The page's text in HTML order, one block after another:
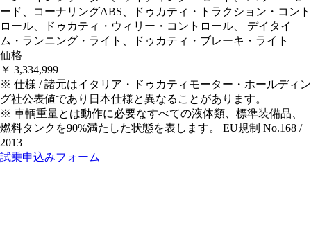
ード、コーナリングABS、ドゥカティ・トラクション・コント
ロール、ドゥカティ・ウィリー・コントロール、 デイタイ
ム・ランニング・ライト、ドゥカティ・ブレーキ・ライト
価格
￥ 3,334,999
※ 仕様 / 諸元はイタリア・ドゥカティモーター・ホールディン
グ社公表値であり日本仕様と異なることがあります。
※ 車輌重量とは動作に必要なすべての液体類、標準装備品、
燃料タンクを90%満たした状態を表します。 EU規制 No.168 /
2013
試乗申込みフォーム